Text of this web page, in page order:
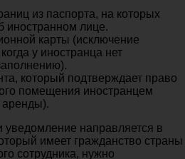
из паспорта, на которых
иностранном лице.
карты (исключение
у иностранца нет
который подтверждает право
помещения иностранцем
аренды).
направляется в
имеет гражданство страны
сотрудника, нужно